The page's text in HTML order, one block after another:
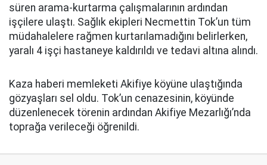
süren arama-kurtarma çalışmalarının ardından
işçilere ulaştı. Sağlık ekipleri Necmettin Tok’un tüm
müdahalelere rağmen kurtarılamadığını belirlerken,
yaralı 4 işçi hastaneye kaldırıldı ve tedavi altına alındı.
Kaza haberi memleketi Akifiye köyüne ulaştığında
gözyaşları sel oldu. Tok’un cenazesinin, köyünde
düzenlenecek törenin ardından Akifiye Mezarlığı’nda
toprağa verileceği öğrenildi.